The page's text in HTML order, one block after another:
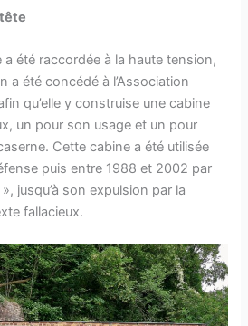
a été raccordée à la haute tension,
a été concédé à l’Association
qu’elle y construise une cabine
un pour son usage et un pour
Cette cabine a été utilisée
puis entre 1988 et 2002 par
», jusqu’à son expulsion par la
fallacieux.